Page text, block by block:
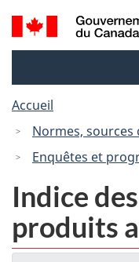
Recherche
et
Accueil
Normes, sources
Enquêtes et
Indice
produits